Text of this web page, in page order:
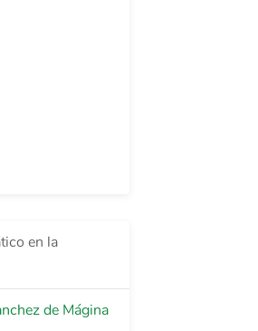
en la
de Mágina